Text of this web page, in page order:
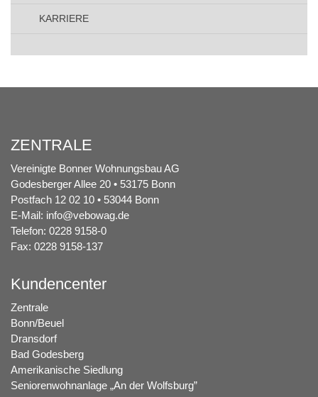
KARRIERE
ZENTRALE
Vereinigte Bonner Wohnungsbau AG
Godesberger Allee 20 • 53175 Bonn
Postfach 12 02 10 • 53044 Bonn
E-Mail: info@vebowag.de
Telefon: 0228 9158-0
Fax: 0228 9158-137
Kundencenter
Zentrale
Bonn/Beuel
Dransdorf
Bad Godesberg
Amerikanische Siedlung
Seniorenwohnanlage „An der Wolfsburg”